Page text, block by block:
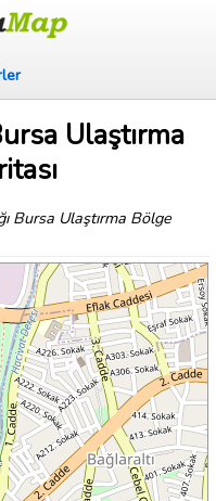
Ulaştırma
Bursa Ulaştırma Bölge